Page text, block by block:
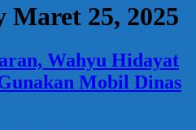
Maret 25, 2025
Wahyu Hidayat
Mobil Dinas